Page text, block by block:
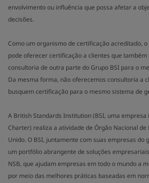
envolvimento ou influência que possa afetar a
decisões.
Como um organismo de certificação acreditado,
pode oferecer certificação a clientes que
consultoria de outra parte do Grupo BSI para o
Da mesma forma, não oferecemos consultoria a
busquem certificação para o mesmo sistema de
A British Standards Institution (BSI, uma empresa
Charter) realiza a atividade de Órgão Nacional de
Unido. O BSI, juntamente com suas empresas do
um portfólio abrangente de soluções
NSB, que ajudam empresas em todo o mundo a
por meio das melhores práticas baseadas em